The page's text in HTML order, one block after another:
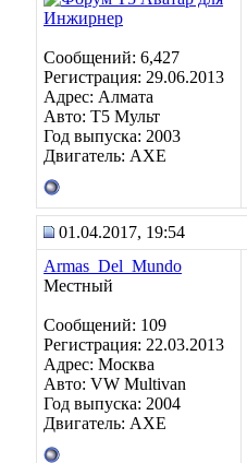
Сообщений: 6,427
Регистрация: 29.06.2013
Адрес: Алмата
Авто: Т5 Мульт
Год выпуска: 2003
Двигатель: АХЕ
01.04.2017, 19:54
Armas_Del_Mundo
Местный
Сообщений: 109
Регистрация: 22.03.2013
Адрес: Москва
Авто: VW Multivan
Год выпуска: 2004
Двигатель: AXE